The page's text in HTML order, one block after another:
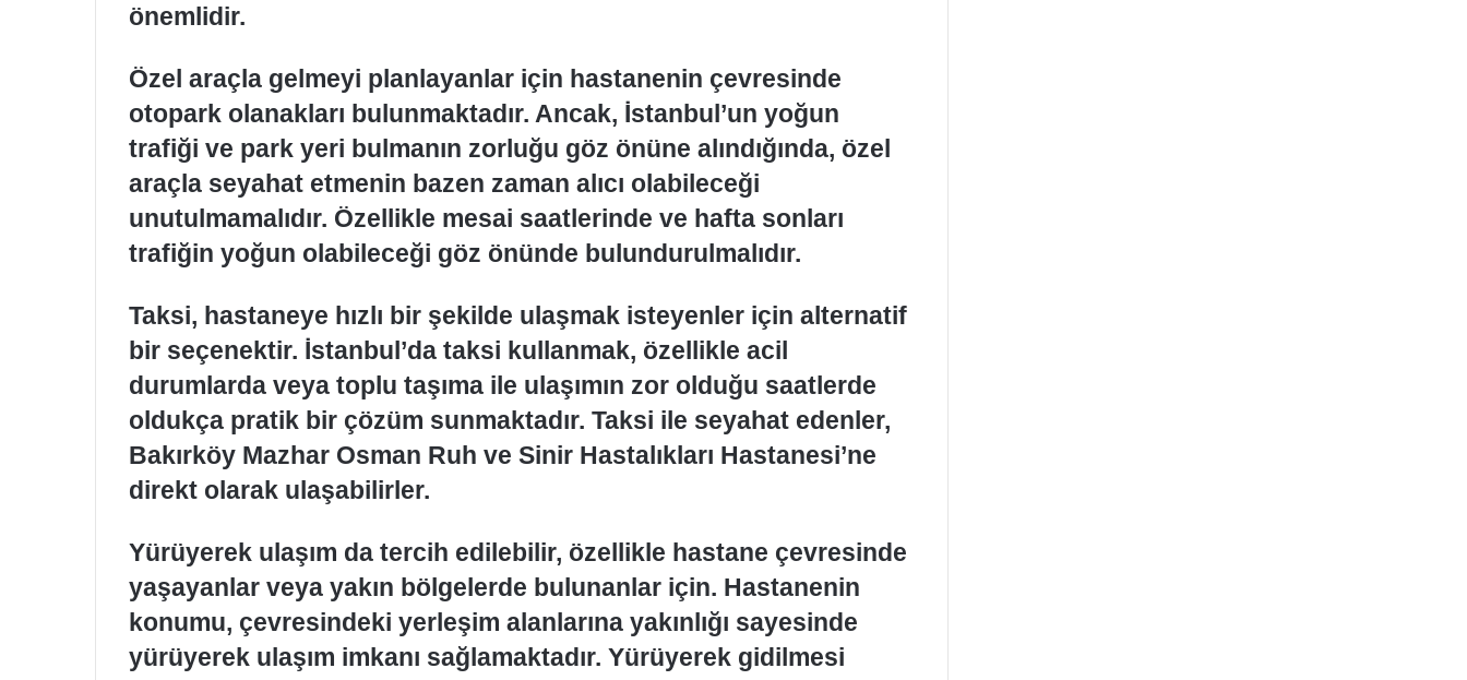
önemlidir.
Özel araçla gelmeyi planlayanlar için hastanenin çevresinde
otopark olanakları bulunmaktadır. Ancak, İstanbul’un yoğun
trafiği ve park yeri bulmanın zorluğu göz önüne alındığında, özel
araçla seyahat etmenin bazen zaman alıcı olabileceği
unutulmamalıdır. Özellikle mesai saatlerinde ve hafta sonları
trafiğin yoğun olabileceği göz önünde bulundurulmalıdır.
Taksi, hastaneye hızlı bir şekilde ulaşmak isteyenler için alternatif
bir seçenektir. İstanbul’da taksi kullanmak, özellikle acil
durumlarda veya toplu taşıma ile ulaşımın zor olduğu saatlerde
oldukça pratik bir çözüm sunmaktadır. Taksi ile seyahat edenler,
Bakırköy Mazhar Osman Ruh ve Sinir Hastalıkları Hastanesi’ne
direkt olarak ulaşabilirler.
Yürüyerek ulaşım da tercih edilebilir, özellikle hastane çevresinde
yaşayanlar veya yakın bölgelerde bulunanlar için. Hastanenin
konumu, çevresindeki yerleşim alanlarına yakınlığı sayesinde
yürüyerek ulaşım imkanı sağlamaktadır. Yürüyerek gidilmesi